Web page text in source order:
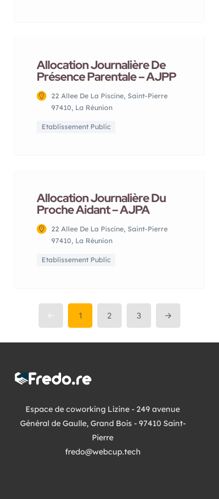
Allocation Journalière De
Présence Parentale – AJPP
22 Allee De La Piscine, Saint-Pierre
97410, La Réunion
Etablissement Public
Allocation Journalière Du
Proche Aidant – AJPA
22 Allee De La Piscine, Saint-Pierre
97410, La Réunion
Etablissement Public
1 2 3
Espace de coworking Lizine - 249 avenue
Général de Gaulle, Grand Bois - 97410 Saint-
Pierre
fredo@webcup.tech